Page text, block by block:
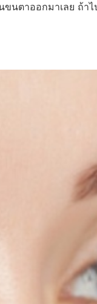
ตาออกมาเลย ถ้าไ